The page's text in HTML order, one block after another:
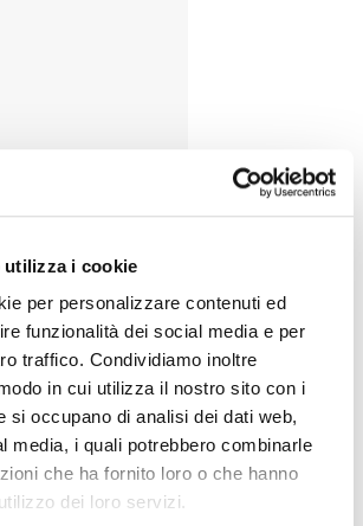
i cookie
per personalizzare contenuti ed
funzionalità dei social media e per
traffico. Condividiamo inoltre
in cui utilizza il nostro sito con i
si occupano di analisi dei dati web,
media, i quali potrebbero combinarle
che ha fornito loro o che hanno
dei loro servizi.
Palermo-Catania
,Ingegneria Civile
MI-GE – Terzo Valico dei Giovi
,Ingegneria Civile